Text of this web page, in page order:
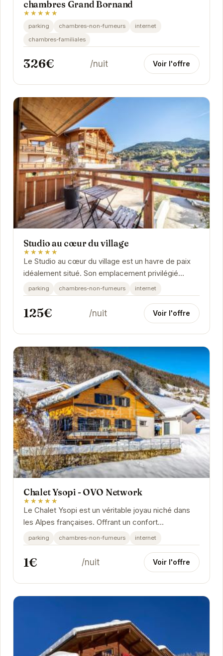
chambres Grand Bornand
★★★★★
parking chambres-non-fumeurs
internet
chambres-familiales
326€ /nuit Voir l'offre
Studio au cœur du village
★★★★★
Le Studio au cœur du village est un havre de paix
idéalement situé. Son emplacement privilégié
permet un accès facile aux attractions locales...
parking chambres-non-fumeurs internet
125€ /nuit Voir l'offre
Chalet Ysopi - OVO Network
★★★★★
Le Chalet Ysopi est un véritable joyau niché dans
les Alpes françaises. Offrant un confort
exceptionnel et une vue imprenable sur les
montagnes,...
parking chambres-non-fumeurs internet
1€ /nuit Voir l'offre